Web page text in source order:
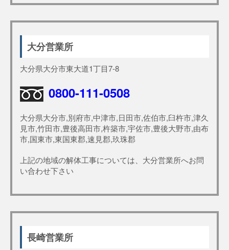
大分営業所
大分県大分市東大道1丁目7-8
0800-111-0508
大分県大分市,別府市,中津市,日田市,佐伯市,臼杵市,津久
見市,竹田市,豊後高田市,杵築市,宇佐市,豊後大野市,由布
市,国東市,東国東郡,速見郡,玖珠郡
上記の地域の解体工事については、大分営業所へお問
い合わせ下さい
長崎営業所